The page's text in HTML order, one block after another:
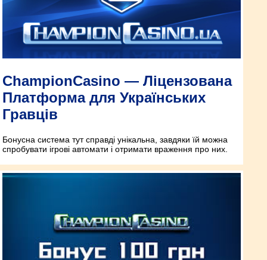
ChampionCasino — Ліцензована
Платформа для Українських
Гравців
Бонусна система тут справді унікальна, завдяки їй можна
спробувати ігрові автомати і отримати враження про них.